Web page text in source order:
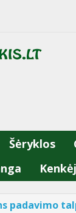
Šėryklos
padavimo